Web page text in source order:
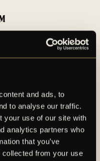
and ads, to
to analyse our traffic.
your use of our site with
analytics partners who
that you’ve
collected from your use
cm inspirerad av
under Belle
av
GRAF
papper i storlek
illustrationsteknik